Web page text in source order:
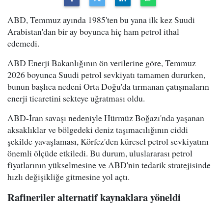
ABD, Temmuz ayında 1985'ten bu yana ilk kez Suudi
Arabistan'dan bir ay boyunca hiç ham petrol ithal
edemedi.
ABD Enerji Bakanlığının ön verilerine göre, Temmuz
2026 boyunca Suudi petrol sevkiyatı tamamen dururken,
bunun başlıca nedeni Orta Doğu'da tırmanan çatışmaların
enerji ticaretini sekteye uğratması oldu.
ABD-İran savaşı nedeniyle Hürmüz Boğazı'nda yaşanan
aksaklıklar ve bölgedeki deniz taşımacılığının ciddi
şekilde yavaşlaması, Körfez'den küresel petrol sevkiyatını
önemli ölçüde etkiledi. Bu durum, uluslararası petrol
fiyatlarının yükselmesine ve ABD'nin tedarik stratejisinde
hızlı değişikliğe gitmesine yol açtı.
Rafineriler alternatif kaynaklara yöneldi